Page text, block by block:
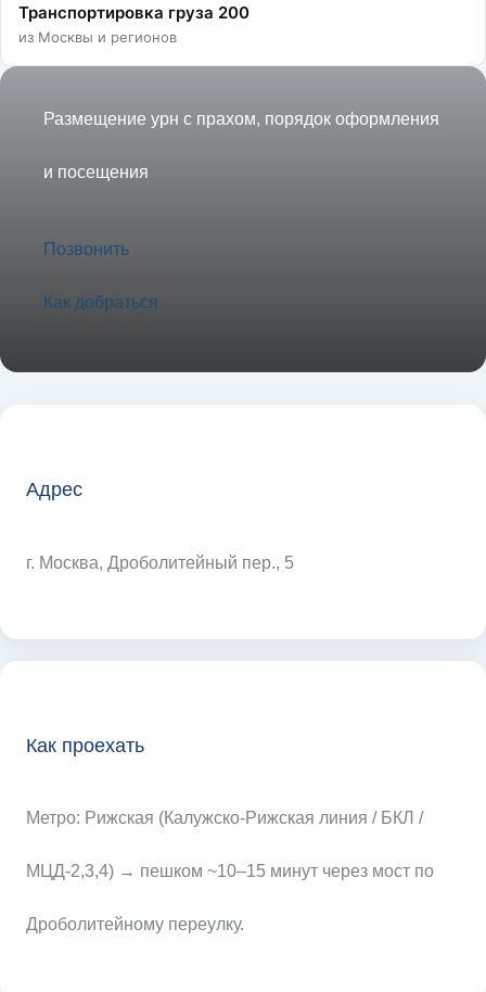
Транспортировка груза 200
из Москвы и регионов
кладбище
Размещение урн с прахом, порядок оформления
и посещения
Позвонить
Как добраться
Адрес
г. Москва, Дроболитейный пер., 5
Как проехать
Метро: Рижская (Калужско-Рижская линия / БКЛ /
МЦД-2,3,4) → пешком ~10–15 минут через мост по
Дроболитейному переулку.